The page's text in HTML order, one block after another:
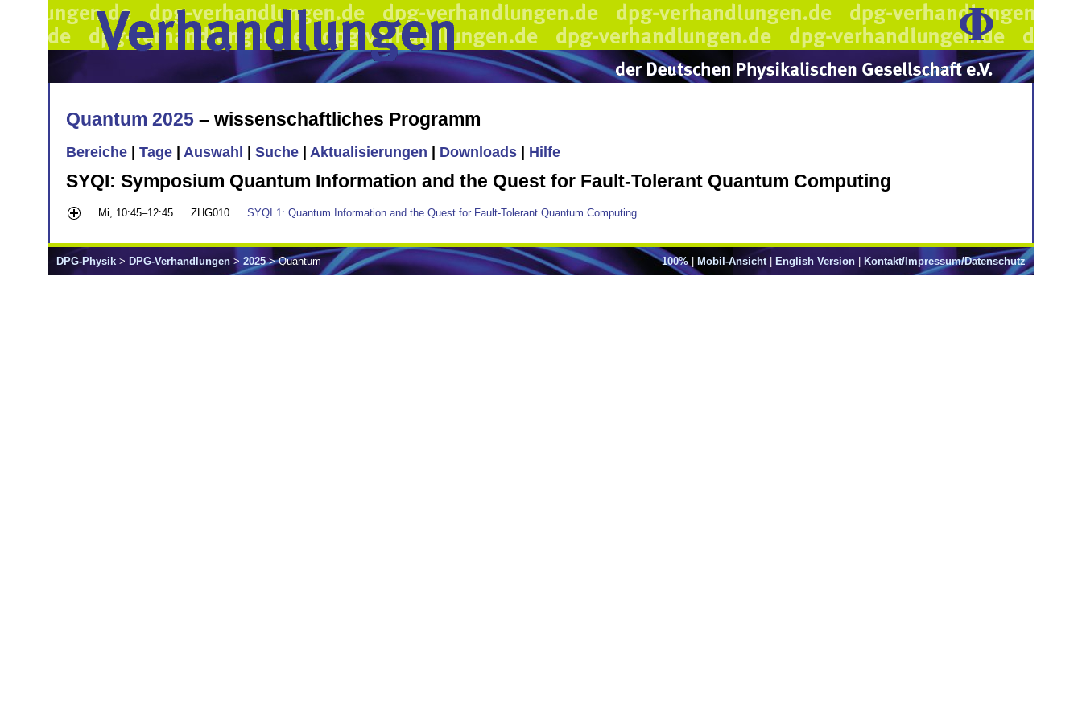
Quantum 2025 – wissenschaftliches Programm
Bereiche Tage Auswahl Suche Aktualisierungen Downloads Hilfe
SYQI: Symposium Quantum Information and the Quest for Fault-Tolerant Quantum Computing
Mi, 10:45–12:45 ZHG010 SYQI 1: Quantum Information and the Quest for Fault-Tolerant Quantum Computing
100%| Mobil-Ansicht| English Version Kontakt/Impressum/Datenschutz
DPG-Physik > DPG-Verhandlungen > 2025> Quantum